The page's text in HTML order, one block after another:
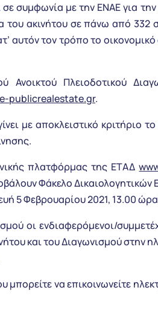
σε συμφωνία με την ΕΝΑΕ για
του ακινήτου σε πάνω από
αυτόν τον τρόπο το
Πλειοδοτικού
publicrealestate.gr.
με αποκλειστικό
πλατφόρμας της ΕΤΑΔ
Φάκελο
5 Φεβρουαρίου 2021, 13.00
οι ενδιαφερόμενοι/
και του Διαγωνισμού στην
να επικοινωνείτε